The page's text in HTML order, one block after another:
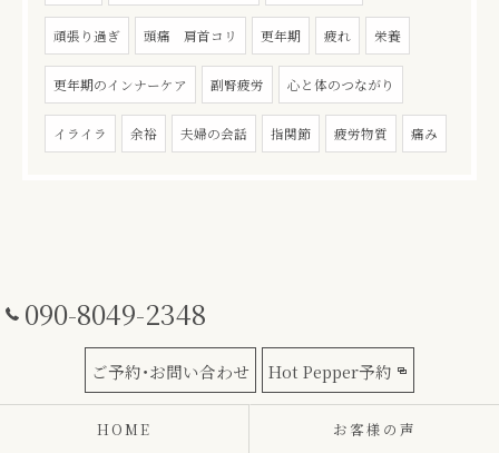
頑張り過ぎ 頭痛 肩首コリ 更年期 疲れ 栄養
更年期のインナーケア 副腎疲労 心と体のつながり
イライラ 余裕 夫婦の会話 指関節 疲労物質 痛み
090-8049-2348
ご予約･お問い合わせ Hot Pepper予約
HOME お客様の声